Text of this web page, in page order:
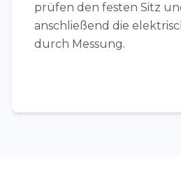
prüfen den festen Sitz
anschließend die
durch Messung.